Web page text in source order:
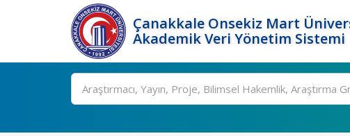
Çanakkale Onsekiz Mart
Akademik Veri Yönetim Sistemi
Ara